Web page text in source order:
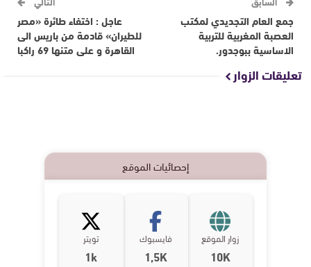
جمع العام التجديدي لمكتب
العصبة المغربية للتربية
الاساسية ببوجدور.
عاجل : اختفاء طائرة «مصر
للطيران» قادمة من باريس الى
القاهرة و على متنها 69 راكبا
تعليقات الزوار
إحصائيات الموقع
زوار الموقع
10K
فايسبوك
1,5K
تويتر
1k